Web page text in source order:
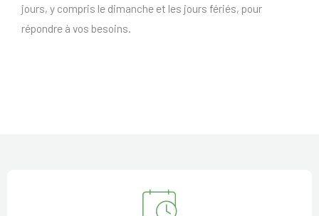
jours, y compris le dimanche et les jours fériés, pour
répondre à vos besoins.